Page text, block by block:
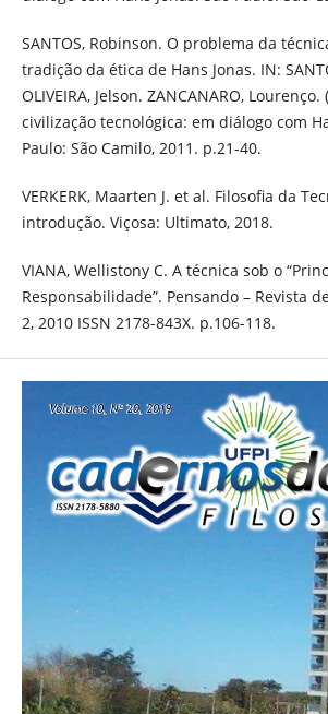
SANTOS, Robinson. O problema da
tradição da ética de Hans Jonas. IN:
OLIVEIRA, Jelson. ZANCANARO,
civilização tecnológica: em diálogo com
Paulo: São Camilo, 2011. p.21-40.
VERKERK, Maarten J. et al. Filosofia da
introdução. Viçosa: Ultimato, 2018.
VIANA, Wellistony C. A técnica sob o
Responsabilidade”. Pensando – Revista
2, 2010 ISSN 2178-843X. p.106-118.